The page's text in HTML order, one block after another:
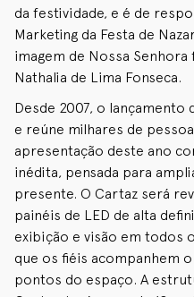
da festividade, e é de
Marketing da Festa de
imagem de Nossa
Nathalia de Lima Fonseca.
Desde 2007, o
e reúne milhares de
apresentação deste ano
inédita, pensada para
presente. O Cartaz será
painéis de LED de alta
exibição e visão em todos
que os fiéis acompanhem
pontos do espaço. A